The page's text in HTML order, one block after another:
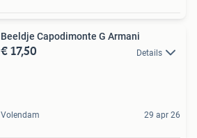
Beeldje Capodimonte G Armani
€ 17,50 Details
Volendam 29 apr 26